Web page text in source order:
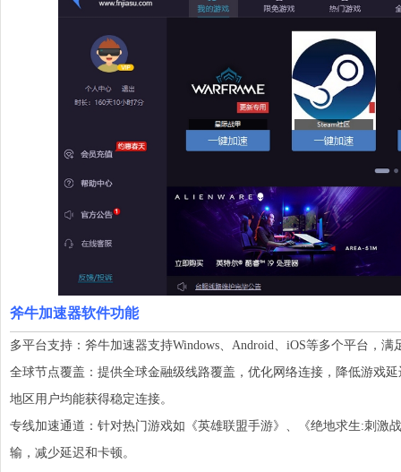
斧牛加速器软件功能
多平台支持：斧牛加速器支持Windows、Android、iOS等多个平台，满
全球节点覆盖：提供全球金融级线路覆盖，优化网络连接，降低游戏
地区用户均能获得稳定连接。
专线加速通道：针对热门游戏如《英雄联盟手游》、《绝地求生:刺激
输，减少延迟和卡顿。